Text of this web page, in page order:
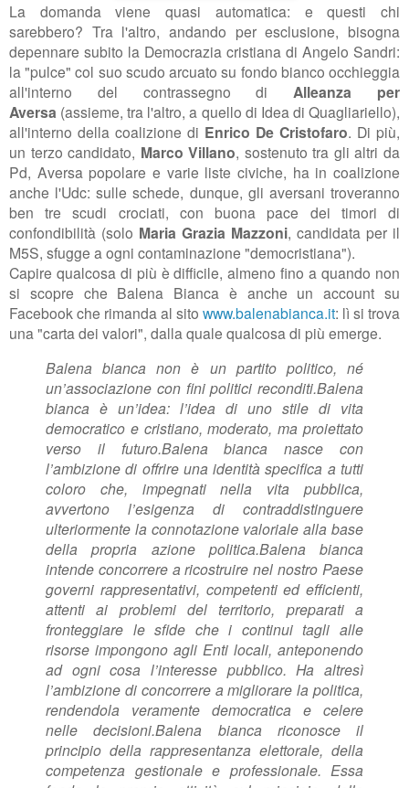
La domanda viene quasi automatica: e questi chi
sarebbero? Tra l'altro, andando per esclusione, bisogna
depennare subito la Democrazia cristiana di Angelo Sandri:
la "pulce" col suo scudo arcuato su fondo bianco occhieggia
all'interno del contrassegno di Alleanza per
Aversa (assieme, tra l'altro, a quello di Idea di Quagliariello),
all'interno della coalizione di Enrico De Cristofaro. Di più,
un terzo candidato, Marco Villano, sostenuto tra gli altri da
Pd, Aversa popolare e varie liste civiche, ha in coalizione
anche l'Udc: sulle schede, dunque, gli aversani troveranno
ben tre scudi crociati, con buona pace dei timori di
confondibilità (solo Maria Grazia Mazzoni, candidata per il
M5S, sfugge a ogni contaminazione "democristiana").
Capire qualcosa di più è difficile, almeno fino a quando non
si scopre che Balena Bianca è anche un account su
Facebook che rimanda al sito www.balenabianca.it: lì si trova
una "carta dei valori", dalla quale qualcosa di più emerge.
Balena bianca non è un partito politico, né
un’associazione con fini politici reconditi.Balena
bianca è un’idea: l’idea di uno stile di vita
democratico e cristiano, moderato, ma proiettato
verso il futuro.Balena bianca nasce con
l’ambizione di offrire una identità specifica a tutti
coloro che, impegnati nella vita pubblica,
avvertono l’esigenza di contraddistinguere
ulteriormente la connotazione valoriale alla base
della propria azione politica.Balena bianca
intende concorrere a ricostruire nel nostro Paese
governi rappresentativi, competenti ed efficienti,
attenti ai problemi del territorio, preparati a
fronteggiare le sfide che i continui tagli alle
risorse impongono agli Enti locali, anteponendo
ad ogni cosa l’interesse pubblico.Ha altresì
l’ambizione di concorrere a migliorare la politica,
rendendola veramente democratica e celere
nelle decisioni.Balena bianca riconosce il
principio della rappresentanza elettorale, della
competenza gestionale e professionale. Essa